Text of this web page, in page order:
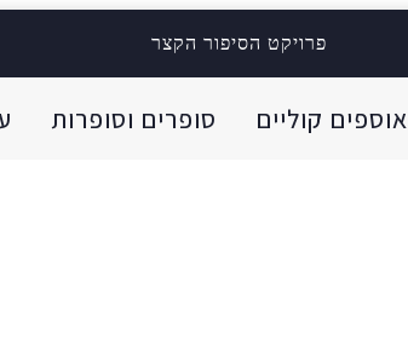
פרויקט הסיפור הקצר
אוספים קוליים סופרים וסופרות